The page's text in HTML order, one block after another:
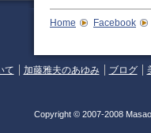
Home Facebook
て 加藤雅夫のあゆみ ブログ
Copyright © 2007-2008